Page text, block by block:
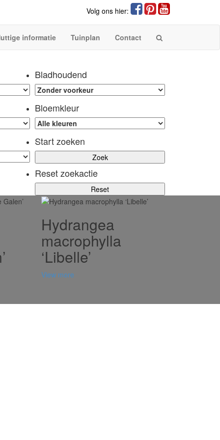
Volg ons hier:
informatie Tuinplan Contact
Bladhoudend
Bloemkleur
Start zoeken
Reset zoekactie
Hydrangea
macrophylla
‘Libelle’
View more